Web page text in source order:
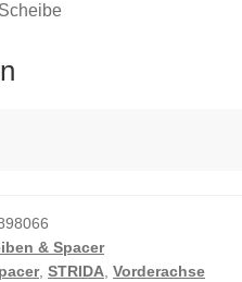
& Spacer
,STRIDA,Vorderachse